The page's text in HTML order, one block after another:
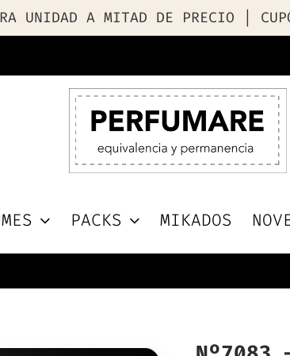
UNIDAD A MITAD DE PRECIO |
PACKS MIKADOS